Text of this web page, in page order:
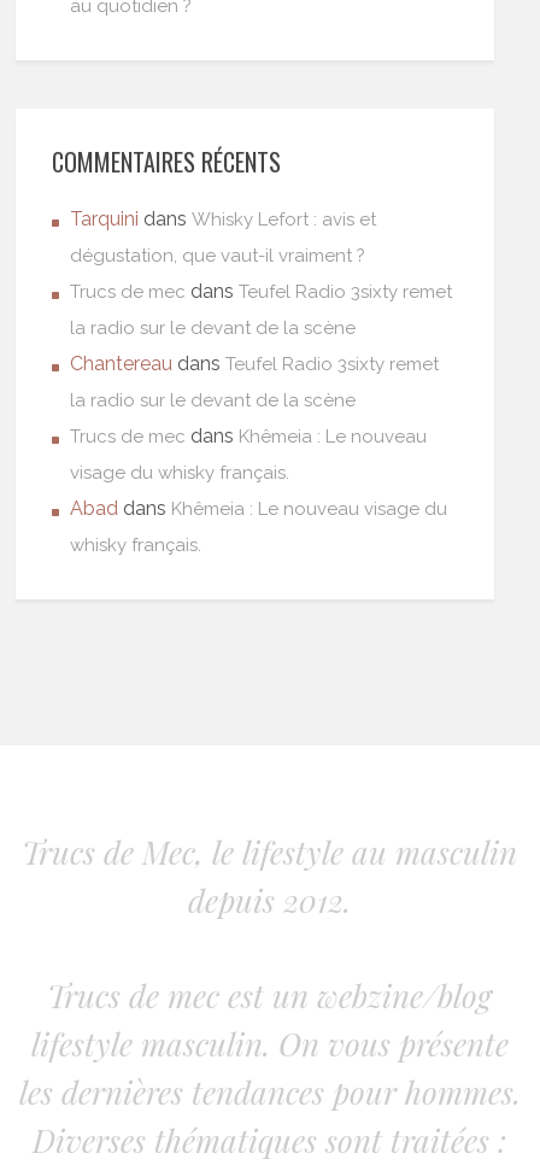
au quotidien ?
COMMENTAIRES RÉCENTS
Tarquini dansWhisky Lefort : avis et
dégustation, que vaut-il vraiment ?
Trucs de mec dansTeufel Radio 3sixty remet
la radio sur le devant de la scène
Chantereau dansTeufel Radio 3sixty remet
la radio sur le devant de la scène
Trucs de mec dans Khêmeia : Le nouveau
visage du whisky français.
Abad dans Khêmeia : Le nouveau visage du
whisky français.
Trucs de Mec, le lifestyle au masculin
depuis 2012.
Trucs de mec est un webzine/blog
lifestyle masculin. On vous présente
les dernières tendances pour hommes.
Diverses thématiques sont traitées :